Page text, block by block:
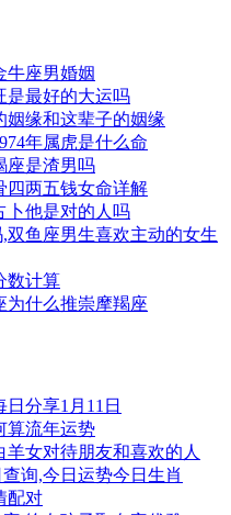
牛座男婚姻
是最好的大运吗
姻缘和这辈子的姻缘
年属虎是什么命
座是渣男吗
四两五钱女命详解
卜他是对的人吗
鱼座男生喜欢主动的女生
数计算
为什么推崇摩羯座
分享1月11日
算流年运势
女对待朋友和喜欢的人
询,今日运势今日生肖
配对